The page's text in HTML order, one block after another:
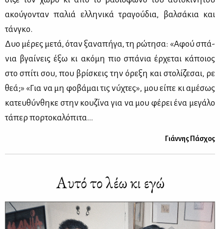
ακού­γο­νταν πα­λιά ελ­λη­νι­κά τρα­γού­δια, βαλ­σά­κια και
τάν­γκο.
Δυο μέ­ρες με­τά, όταν ξα­να­πή­γα, τη ρώ­τη­σα: «Αφού σπά­
νια βγαί­νεις έξω κι ακό­μη πιο σπά­νια έρ­χε­ται κά­ποιος
στο σπί­τι σου, που βρί­σκεις την όρε­ξη και στο­λί­ζε­σαι, ρε
θεά;» «Για να μη φο­βά­μαι τις νύ­χτες», μου εί­πε κι αμέ­σως
κα­τευ­θύν­θη­κε στην κου­ζί­να για να μου φέ­ρει ένα με­γά­λο
τά­περ πορ­το­κα­λό­πι­τα…
Γιάν­νης Πά­σχος
Αυ­τό το λέω κι εγώ